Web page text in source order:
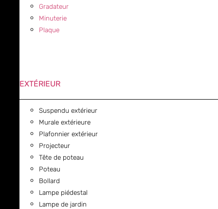
Gradateur
Minuterie
Plaque
EXTÉRIEUR
Suspendu extérieur
Murale extérieure
Plafonnier extérieur
Projecteur
Tête de poteau
Poteau
Bollard
Lampe piédestal
Lampe de jardin